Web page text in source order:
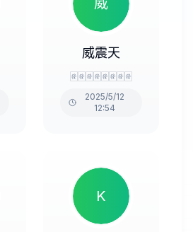
威
威震天
🀅🀅🀅🀅🀅🀅🀅🀅
2025/5/12
12:54
K